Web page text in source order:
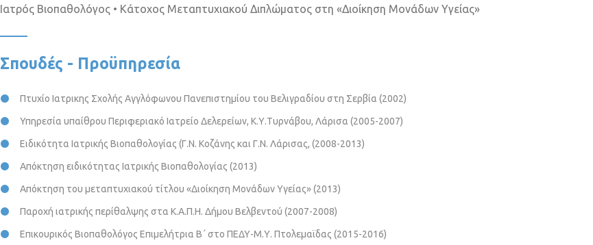
Ιατρός Βιοπαθολόγος • Κάτοχος Μεταπτυχιακού Διπλώματος στη «Διοίκηση Μονάδων Υγείας»
Σπουδές - Προϋπηρεσία
Πτυχίο Ιατρικης Σχολής Αγγλόφωνου Πανεπιστημίου του Βελιγραδίου στη Σερβία (2002)
Υπηρεσία υπαίθρου Περιφεριακό Ιατρείο Δελερείων, Κ.Υ.Τυρνάβου, Λάρισα (2005-2007)
Ειδικότητα Ιατρικής Βιοπαθολογίας (Γ.Ν. Κοζάνης και Γ.Ν. Λάρισας, (2008-2013)
Απόκτηση ειδικότητας Ιατρικής Βιοπαθολογίας (2013)
Απόκτηση του μεταπτυχιακού τίτλου «Διοίκηση Μονάδων Υγείας» (2013)
Παροχή ιατρικής περίθαλψης στα Κ.Α.Π.Η. Δήμου Βελβεντού (2007-2008)
Επικουρικός Βιοπαθολόγος Επιμελήτρια Β΄ στο ΠΕΔΥ-Μ.Υ. Πτολεμαϊδας (2015-2016)